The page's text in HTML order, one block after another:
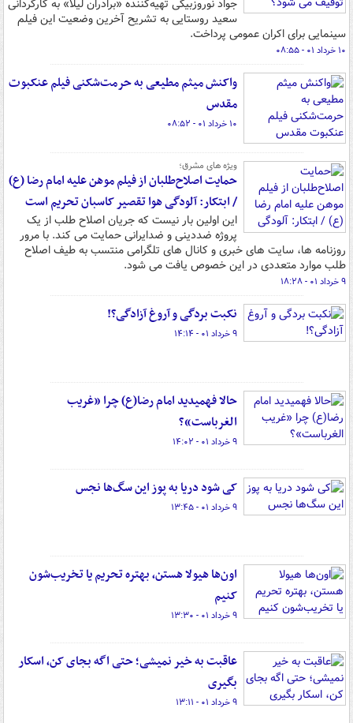
جواد نوروزبیگی تهیه‌کننده «برادران لیلا» به کارگردانی
سعید روستایی به تشریح آخرین وضعیت این فیلم
سینمایی برای اکران عمومی پرداخت.
۱۰ خرداد ۰۱ - ۰۸:۵۵
واکنش میثم مطیعی به حرمت‌شکنی فیلم عنکبوت
مقدس
۱۰ خرداد ۰۱ - ۰۸:۵۲
ویژه های مشرق؛
حمایت اصلاح‌طلبان از فیلم موهن علیه امام رضا (ع)
/ ابتکار: آلودگی هوا تقصیر کاسبان تحریم است
این اولین بار نیست که جریان اصلاح طلب از یک
پروژه ضددینی و ضدایرانی حمایت می کند. با مرور
روزنامه ها، سایت های خبری و کانال های تلگرامی منتسب به طیف اصلاح
طلب موارد متعددی در این خصوص یافت می شود.
۹ خرداد ۰۱ - ۱۸:۲۸
نکبت بردگی و آروغ آزادگی؟!
۹ خرداد ۰۱ - ۱۴:۱۴
حالا فهمیدید ‎امام رضا(ع) چرا «غریب
الغرباست»؟
۹ خرداد ۰۱ - ۱۴:۰۲
کی شود دریا به پوز این سگ‌ها نجس
۹ خرداد ۰۱ - ۱۳:۴۵
اون‌ها هیولا هستن، بهتره تحریم یا تخریب‌شون
کنیم
۹ خرداد ۰۱ - ۱۳:۳۰
عاقبت به خیر نمیشی؛ حتی اگه بجای کن، اسکار
بگیری
۹ خرداد ۰۱ - ۱۳:۱۱